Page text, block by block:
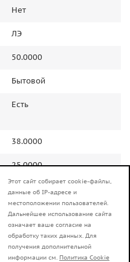
Нет
ЛЭ
50.0000
Бытовой
Есть
38.0000
25.0000
43.0000
4606059018018
Этот сайт собирает cookie-файлы,
данные об IP-адресе и
местоположении пользователей.
Дальнейшее использование сайта
означает ваше согласие на
обработку таких данных. Для
получения дополнительной
информации см. Политика Cookie